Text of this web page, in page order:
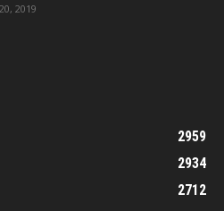
2019
2959
2934
2712